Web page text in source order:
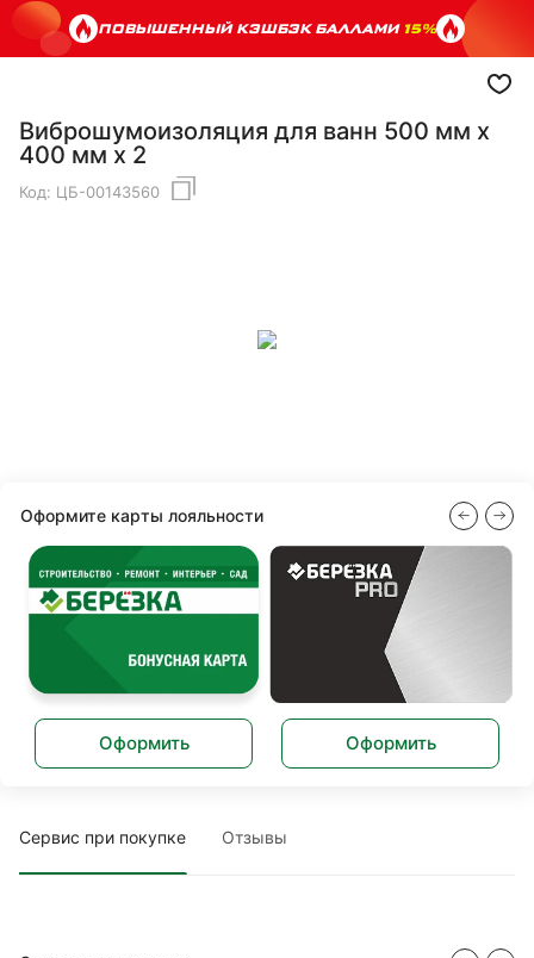
ПОВЫШЕННЫЙ КЭШБЭК БАЛЛАМИ15%
Виброшумоизоляция для ванн 500 мм х
400 мм х 2
Код: ЦБ-00143560
Оформите карты лояльности
Оформить Оформить
Сервис при покупке Отзывы